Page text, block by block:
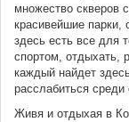
множество скверов
красивейшие парки,
здесь есть все для
спортом, отдыхать,
каждый найдет
расслабиться среди
Живя и отдыхая в